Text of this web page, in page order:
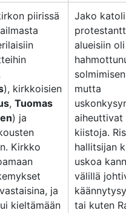
piirissä
), kirkkoisien
, Tuomas
) ja
Kirkko
vastaisina, ja
kieltämään
Jako
alueisiin oli
mutta
aiheuttivat
kiistoja.
hallitsijan
uskoa
välillä
tai kuten